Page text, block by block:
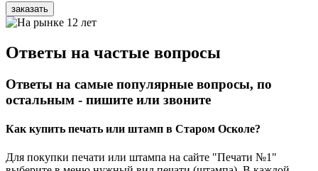
заказать
Ответы на частые вопросы
Ответы на самые популярные вопросы, по
остальным - пишите или звоните
Как купить печать или штамп в Старом Осколе?
Для покупки печати или штампа на сайте "Печати №1"